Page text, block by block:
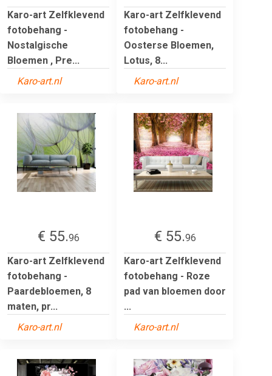
Karo-art Zelfklevend
fotobehang -
Nostalgische
Bloemen , Pre...
Karo-art.nl
Karo-art Zelfklevend
fotobehang -
Oosterse Bloemen,
Lotus, 8...
Karo-art.nl
€ 55.96
Karo-art Zelfklevend
fotobehang -
Paardebloemen, 8
maten, pr...
Karo-art.nl
€ 55.96
Karo-art Zelfklevend
fotobehang - Roze
pad van bloemen door
...
Karo-art.nl